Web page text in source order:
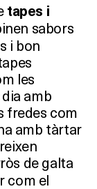
tapes i
sabors
i bon
les
amb
fredes com
amb tàrtar
de galta
com el